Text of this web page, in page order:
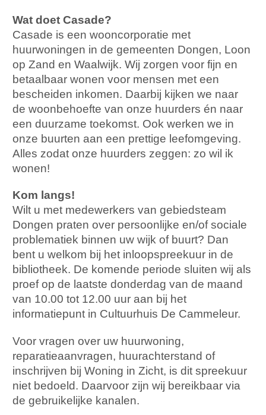
Wat doet Casade?
Casade is een wooncorporatie met
huurwoningen in de gemeenten Dongen, Loon
op Zand en Waalwijk. Wij zorgen voor fijn en
betaalbaar wonen voor mensen met een
bescheiden inkomen. Daarbij kijken we naar
de woonbehoefte van onze huurders én naar
een duurzame toekomst. Ook werken we in
onze buurten aan een prettige leefomgeving.
Alles zodat onze huurders zeggen: zo wil ik
wonen!
Kom langs!
Wilt u met medewerkers van gebiedsteam
Dongen praten over persoonlijke en/of sociale
problematiek binnen uw wijk of buurt? Dan
bent u welkom bij het inloopspreekuur in de
bibliotheek. De komende periode sluiten wij als
proef op de laatste donderdag van de maand
van 10.00 tot 12.00 uur aan bij het
informatiepunt in Cultuurhuis De Cammeleur.
Voor vragen over uw huurwoning,
reparatieaanvragen, huurachterstand of
inschrijven bij Woning in Zicht, is dit spreekuur
niet bedoeld. Daarvoor zijn wij bereikbaar via
de gebruikelijke kanalen.